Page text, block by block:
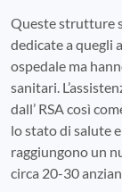
Queste strutture
dedicate a quegli
ospedale ma
sanitari.
dall’ RSA così
lo stato di salute
raggiungono un
circa 20-30